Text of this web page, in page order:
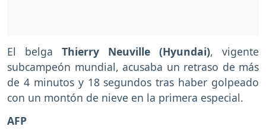
El belga Thierry Neuville (Hyundai), vigente
subcampeón mundial, acusaba un retraso de más
de 4 minutos y 18 segundos tras haber golpeado
con un montón de nieve en la primera especial.
AFP